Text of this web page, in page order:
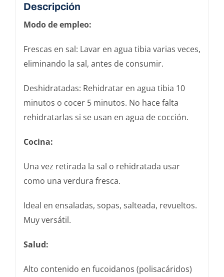
Descripción
Modo de empleo:
Frescas en sal: Lavar en agua tibia varias veces,
eliminando la sal, antes de consumir.
Deshidratadas: Rehidratar en agua tibia 10
minutos o cocer 5 minutos. No hace falta
rehidratarlas si se usan en agua de cocción.
Cocina:
Una vez retirada la sal o rehidratada usar
como una verdura fresca.
Ideal en ensaladas, sopas, salteada, revueltos.
Muy versátil.
Salud:
Alto contenido en fucoidanos (polisacáridos)